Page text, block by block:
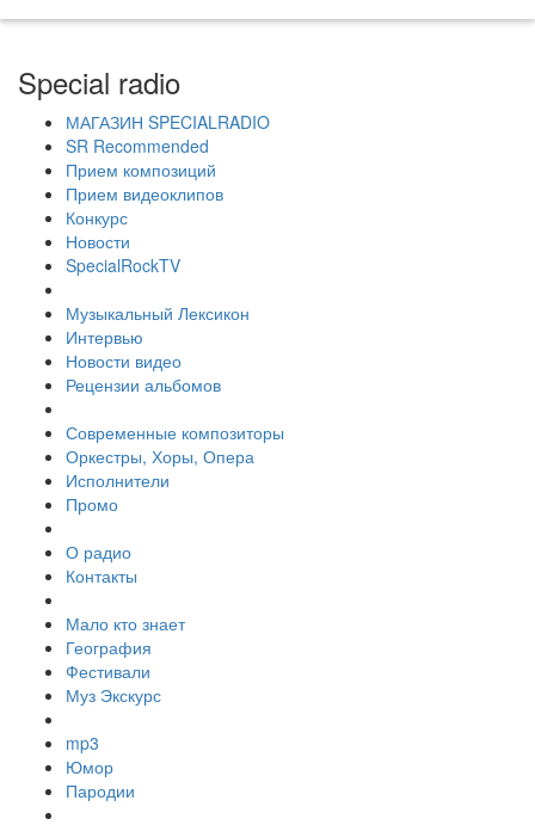
Special radio
МАГАЗИН SPECIALRADIO
SR Recommended
Прием композиций
Прием видеоклипов
Конкурс
Новости
SpecialRockTV
Музыкальный Лексикон
Интервью
Новости видео
Рецензии альбомов
Современные композиторы
Оркестры, Хоры, Опера
Исполнители
Промо
О радио
Контакты
Мало кто знает
География
Фестивали
Муз Экскурс
mp3
Юмор
Пародии